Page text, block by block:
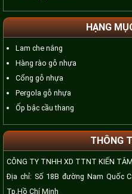
HẠNG
Lam che nắng
Hàng rào gỗ nhựa
Cổng gỗ nhựa
Pergola gỗ nhựa
Ốp bậc cầu thang
THÔNG
CÔNG TY TNHH XD TTNT KIẾN TÂM
Địa chỉ: Số 18B đường Nam Quốc
Tp.Hồ Chí Minh